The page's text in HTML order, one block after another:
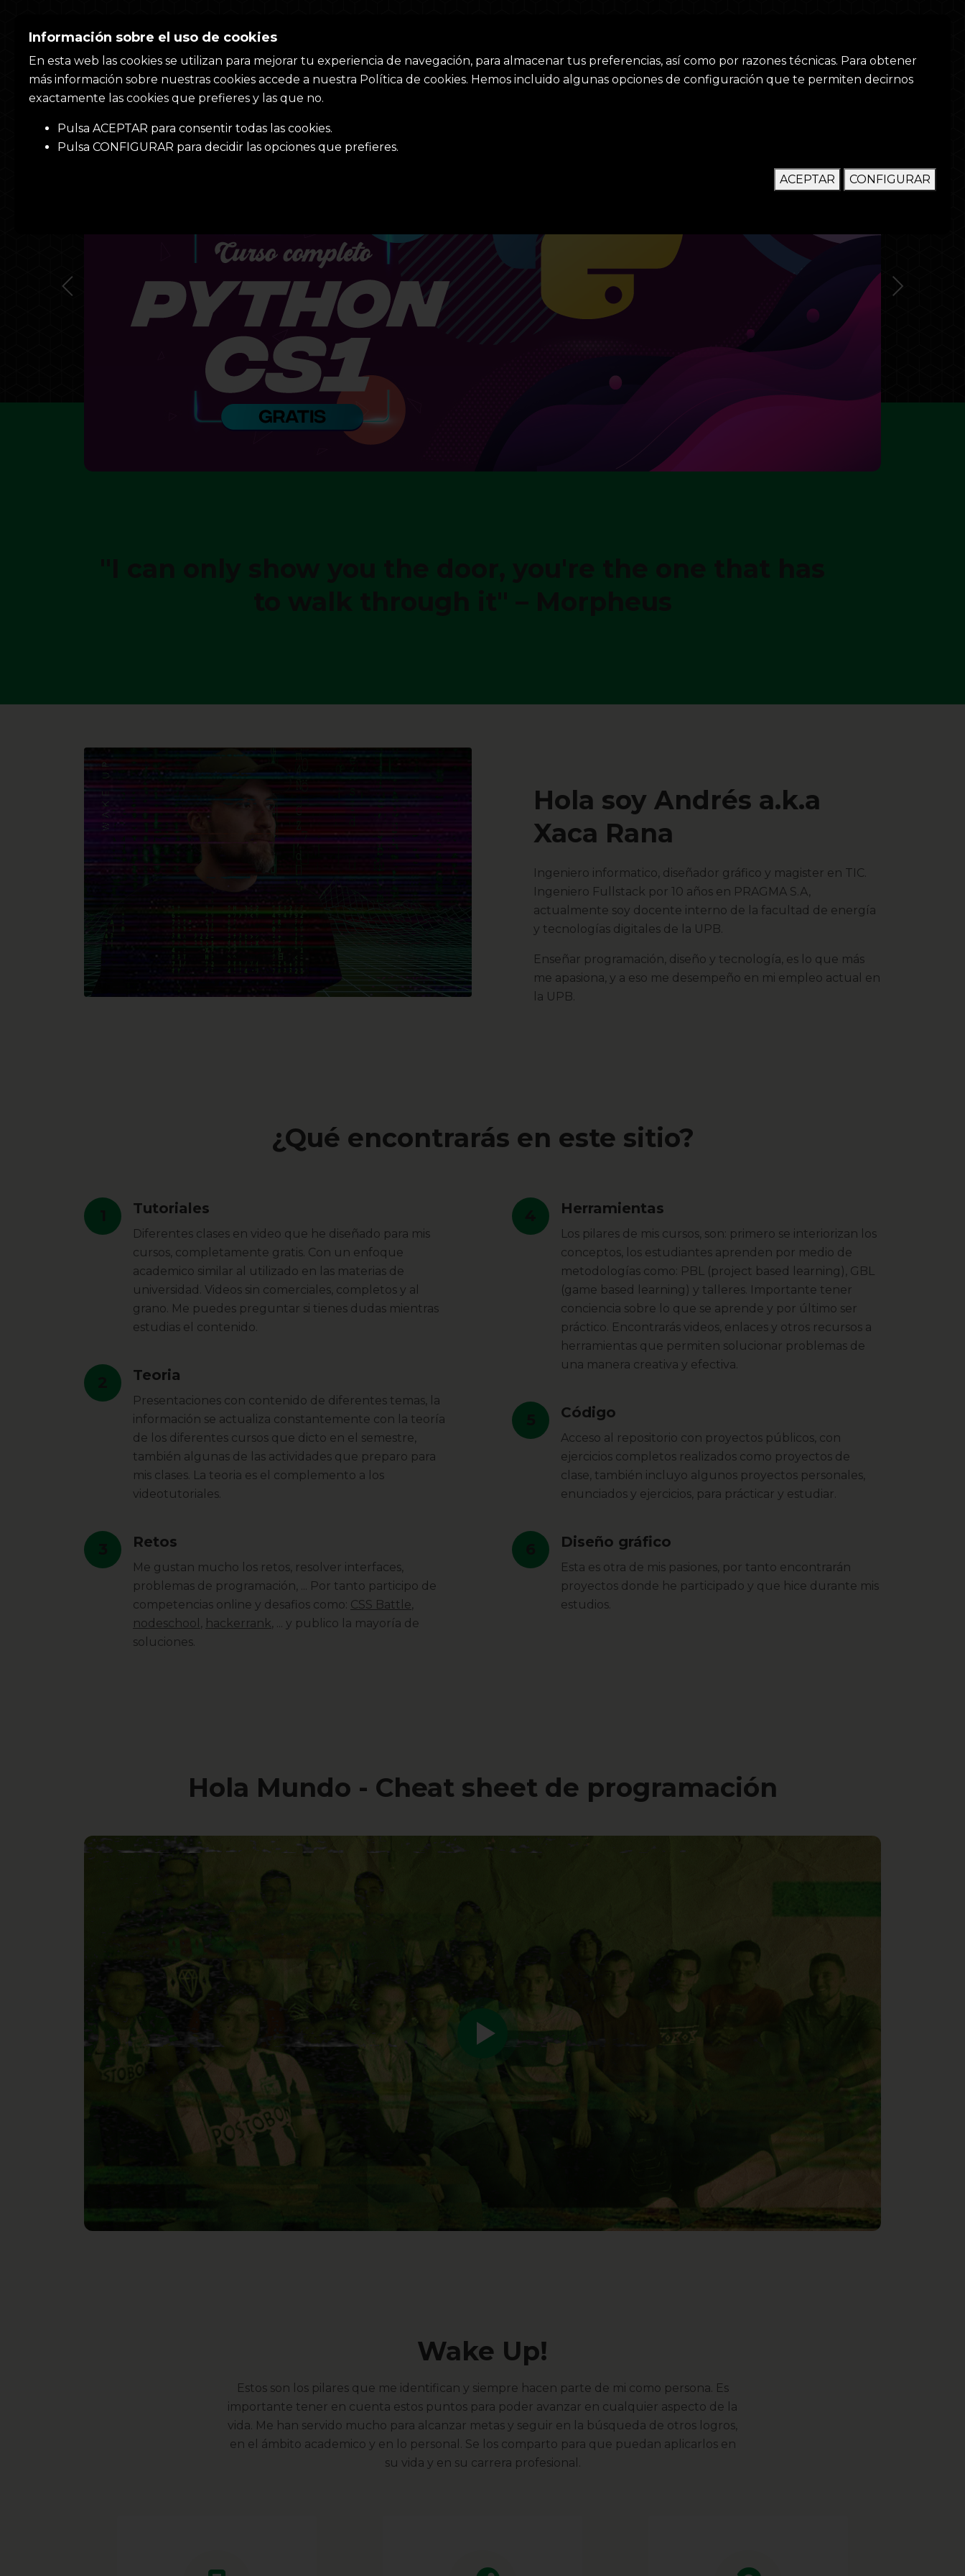
Xaca Rana
Hola soy Andrés a.k.a
Xaca Rana
Ingeniero informatico, diseñador gráfico y magister en TIC.
Ingeniero Fullstack por 10 años en PRAGMA S.A,
actualmente soy docente interno de la facultad de energía
y tecnologías digitales de la UPB.
Enseñar programación, diseño y tecnología, es lo que más
me apasiona, y a eso me desempeño en mi empleo actual en
la UPB.
¿Qué encontrarás en este sitio?
Tutoriales
Diferentes clases en video que he diseñado para mis
cursos, completamente gratis. Con un enfoque
academico similar al utilizado en las materias de
universidad. Videos sin comerciales, completos y al
grano. Me puedes preguntar si tienes dudas mientras
estudias el contenido.
Teoria
Presentaciones con contenido de diferentes temas, la
información se actualiza constantemente con la teoría
de los diferentes cursos que dicto en el semestre,
también algunas de las actividades que preparo para
mis clases. La teoria es el complemento a los
videotutoriales.
Retos
Me gustan mucho los retos, resolver interfaces,
problemas de programación, ... Por tanto participo de
competencias online y desafios como: CSS Battle,
nodeschool , hackerrank, ... y publico la mayoría de
soluciones.
Herramientas
Los pilares de mis cursos, son: primero se interiorizan los
conceptos, los estudiantes aprenden por medio de
metodologías como: PBL (project based learning), GBL
(game based learning) y talleres. Importante tener
conciencia sobre lo que se aprende y por último ser
práctico. Encontrarás videos, enlaces y otros recursos a
herramientas que permiten solucionar problemas de
una manera creativa y efectiva.
Código
Acceso al repositorio con proyectos públicos, con
ejercicios completos realizados como proyectos de
clase, también incluyo algunos proyectos personales,
enunciados y ejercicios, para prácticar y estudiar.
Diseño gráfico
Esta es otra de mis pasiones, por tanto encontrarán
proyectos donde he participado y que hice durante mis
estudios.
Hola Mundo - Cheat sheet de programación
Wake Up!
Estos son los pilares que me identifican y siempre hacen parte de mi como persona. Es
importante tener en cuenta estos puntos para poder avanzar en cualquier aspecto de la
vida. Me han servido mucho para alcanzar metas y seguir en la búsqueda de otros logros,
en el ámbito academico y en lo personal. Se los comparto para que puedan aplicarlos en
su vida y en su carrera profesional.
Información sobre el uso de cookies
En esta web las cookies se utilizan para mejorar tu experiencia de navegación, para almacenar tus preferencias, así como por razones técnicas. Para obtener
más información sobre nuestras cookies accede a nuestra Política de cookies. Hemos incluido algunas opciones de configuración que te permiten decirnos
exactamente las cookies que prefieres y las que no.
Pulsa ACEPTAR para consentir todas las cookies.
Pulsa CONFIGURAR para decidir las opciones que prefieres.
ACEPTAR CONFIGURAR